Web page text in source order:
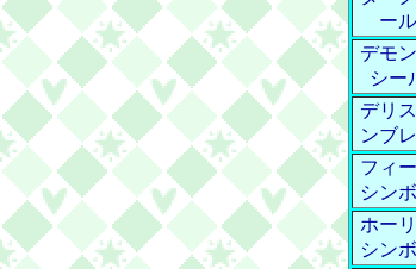
ール
デモ
シー
デリ
ンブ
フィ
シン
ホー
シン